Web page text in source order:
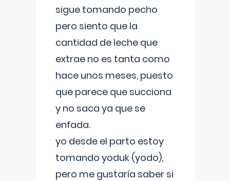
sigue tomando pecho
pero siento que la
cantidad de leche que
extrae no es tanta como
hace unos meses, puesto
que parece que succiona
y no saca ya que se
enfada.
yo desde el parto estoy
tomando yoduk (yodo),
pero me gustaría saber si